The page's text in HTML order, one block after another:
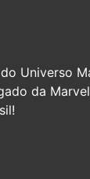
Universo
da